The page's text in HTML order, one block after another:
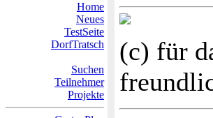
Home
Neues
TestSeite
DorfTratsch
Suchen
Teilnehmer
Projekte
(c) für